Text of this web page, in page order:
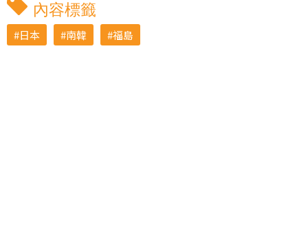
內容標籤
日本 南韓 福島